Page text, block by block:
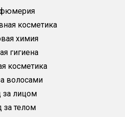
косметика
химия
гигиена
косметика
волосами
за лицом
за телом